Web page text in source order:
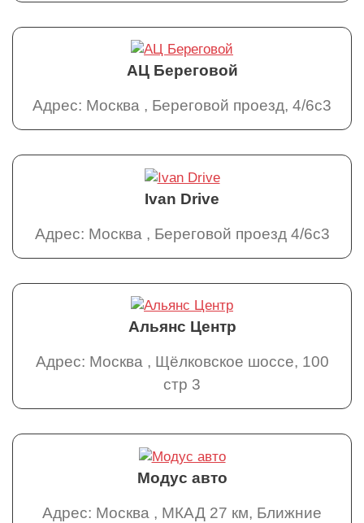
АЦ Береговой
Адрес: Москва , Береговой проезд, 4/6с3
Ivan Drive
Адрес: Москва , Береговой проезд 4/6с3
Альянс Центр
Адрес: Москва , Щёлковское шоссе, 100
стр 3
Модус авто
Адрес: Москва , МКАД 27 км, Ближние